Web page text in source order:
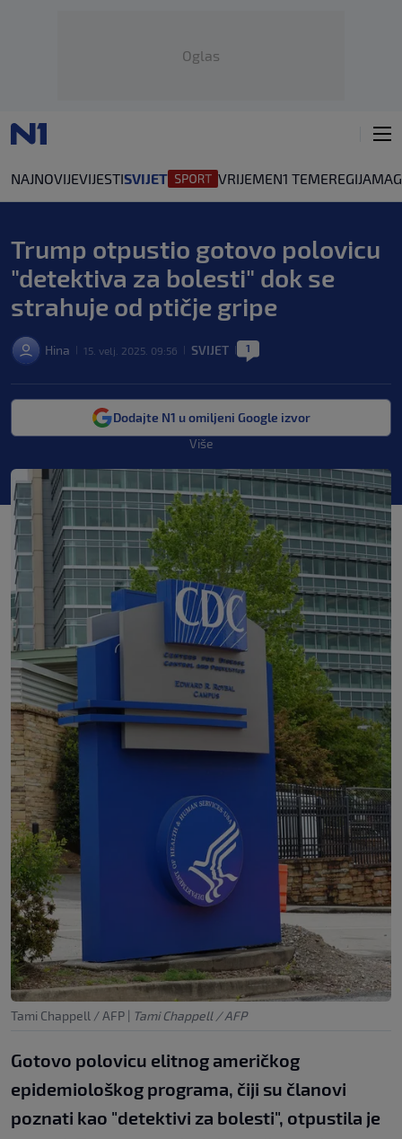
Oglas
NAJNOVIJEVIJESTISVIJET VRIJEMEN1 TEMEREGIJA
Trump otpustio gotovo polovicu
"detektiva za bolesti" dok se
strahuje od ptičje gripe
Hina 15. velj. 2025. 09:56 SVIJET 1
Dodajte N1 u omiljeni Google izvor
Više
Tami Chappell / AFP | Tami Chappell / AFP
Gotovo polovicu elitnog američkog
epidemiološkog programa, čiji su članovi
poznati kao "detektivi za bolesti", otpustila je